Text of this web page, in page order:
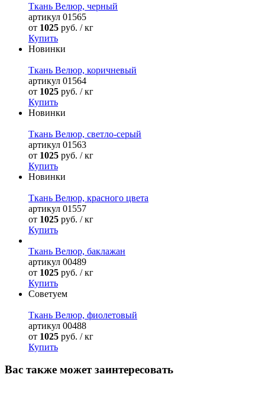
Ткань Велюр, черный
артикул 01565
от 1025 руб. / кг
Купить
Новинки
Ткань Велюр, коричневый
артикул 01564
от 1025 руб. / кг
Купить
Новинки
Ткань Велюр, светло-серый
артикул 01563
от 1025 руб. / кг
Купить
Новинки
Ткань Велюр, красного цвета
артикул 01557
от 1025 руб. / кг
Купить
Ткань Велюр, баклажан
артикул 00489
от 1025 руб. / кг
Купить
Советуем
Ткань Велюр, фиолетовый
артикул 00488
от 1025 руб. / кг
Купить
Вас также может заинтересовать